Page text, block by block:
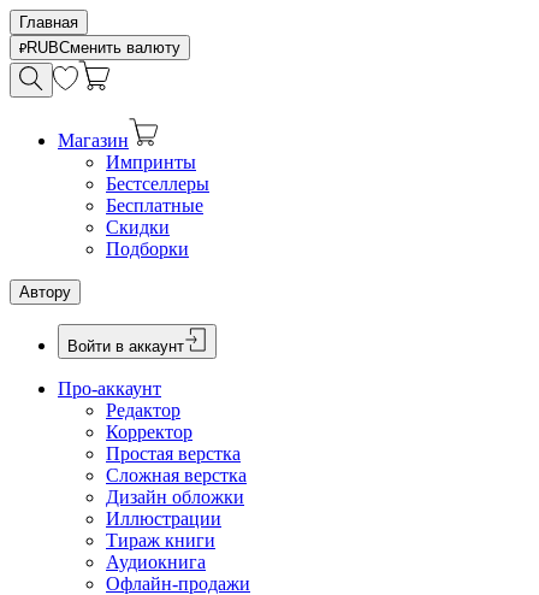
Главная
RUBСменить валюту
Магазин
Импринты
Бестселлеры
Бесплатные
Скидки
Подборки
Автору
Войти в аккаунт
Про-аккаунт
Редактор
Корректор
Простая верстка
Сложная верстка
Дизайн обложки
Иллюстрации
Тираж книги
Аудиокнига
Офлайн-продажи